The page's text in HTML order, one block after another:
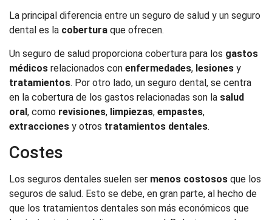
La principal diferencia entre un seguro de salud y un seguro
dental es la cobertura que ofrecen.
Un seguro de salud proporciona cobertura para los gastos
médicos relacionados con enfermedades, lesiones y
tratamientos. Por otro lado, un seguro dental, se centra
en la cobertura de los gastos relacionadas son la salud
oral, como revisiones, limpiezas, empastes,
extracciones y otros tratamientos dentales.
Costes
Los seguros dentales suelen ser menos costosos que los
seguros de salud. Esto se debe, en gran parte, al hecho de
que los tratamientos dentales son más económicos que